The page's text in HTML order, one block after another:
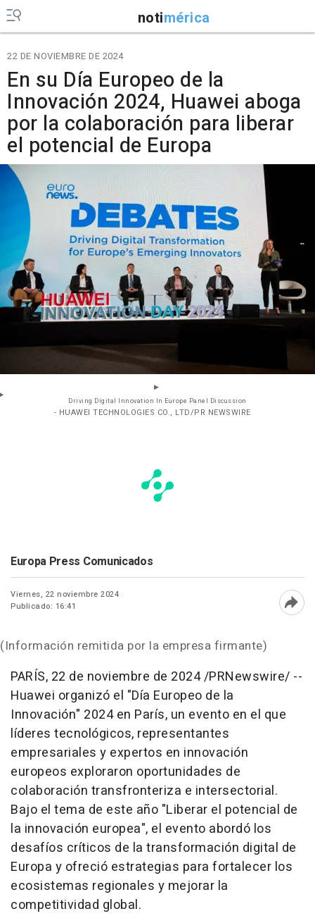
notimérica
22 DE NOVIEMBRE DE 2024
En su Día Europeo de la
Innovación 2024, Huawei aboga
por la colaboración para liberar
el potencial de Europa
Driving Digital Innovation In Europe Panel Discussion
- HUAWEI TECHNOLOGIES CO., LTD/PR NEWSWIRE
Europa Press Comunicados
Viernes, 22 noviembre 2024
Publicado: 16:41
(Información remitida por la empresa firmante)
PARÍS, 22 de noviembre de 2024/PRNewswire/ --
Huawei organizó el "Día Europeo de la
Innovación" 2024 en París, un evento en el que
líderes tecnológicos, representantes
empresariales y expertos en innovación
europeos exploraron oportunidades de
colaboración transfronteriza e intersectorial.
Bajo el tema de este año "Liberar el potencial de
la innovación europea", el evento abordó los
desafíos críticos de la transformación digital de
Europa y ofreció estrategias para fortalecer los
ecosistemas regionales y mejorar la
competitividad global.